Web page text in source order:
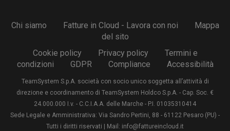
Chi siamo Fatture in Cloud - Lavora con noi
Mappa
del sito
Cookie policy
Privacy policy
Termini e
condizioni
GDPR Compliance Accessibilità
TeamSystem S.p.A. società con socio unico soggetta all’attività di
direzione e coordinamento di TeamSystem Holdco S.p.A. - Cap. Soc. €
24.000.000 I.v. - C.C.I.A.A. delle Marche - P.I. 01035310414
Sede Legale e Amministrativa: Via Sandro Pertini, 88 - 61122 Pesaro (PU) -
Tutti i diritti riservati | Mail: info@fattureincloud.it